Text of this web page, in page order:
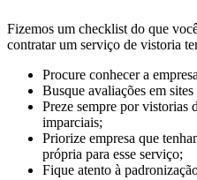
Fizemos um checklist do que
contratar um serviço de vistoria
Procure conhecer a
Busque avaliações em
Preze sempre por vistorias
imparciais;
Priorize empresa que
própria para esse serviço;
Fique atento à